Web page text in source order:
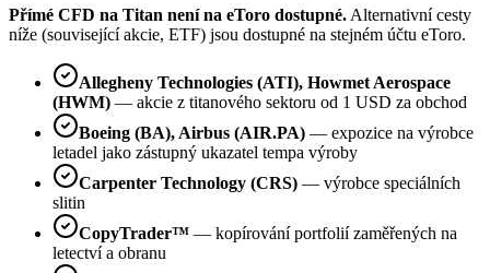
Přímé CFD na Titan není na eToro dostupné.Alternativní cesty
níže (související akcie, ETF) jsou dostupné na stejném účtu eToro.
Allegheny Technologies (ATI), Howmet Aerospace
(HWM) — akcie z titanového sektoru od 1 USD za obchod
Boeing (BA), Airbus (AIR.PA) — expozice na výrobce
letadel jako zástupný ukazatel tempa výroby
Carpenter Technology (CRS) — výrobce speciálních
slitin
CopyTrader™ — kopírování portfolií zaměřených na
letectví a obranu